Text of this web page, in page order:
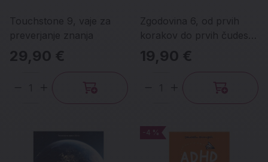
Touchstone 9, vaje za
preverjanje znanja
29,90 €
Zgodovina 6, od prvih
korakov do prvih čudes
sveta, učbenik
19,90 €
-4 %
-4 %